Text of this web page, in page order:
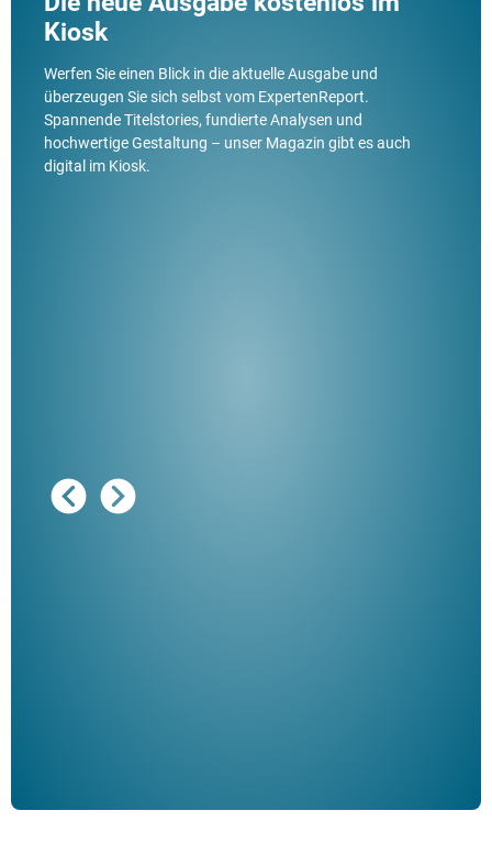
Kiosk
Werfen Sie einen Blick in die aktuelle Ausgabe und
überzeugen Sie sich selbst vom ExpertenReport.
Spannende Titelstories, fundierte Analysen und
hochwertige Gestaltung – unser Magazin gibt es auch
digital im Kiosk.